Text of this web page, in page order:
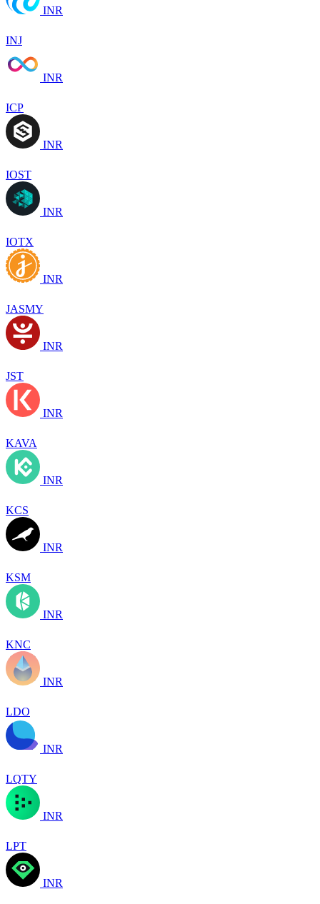
INR
INJ
INR
ICP
INR
IOST
INR
IOTX
INR
JASMY
INR
JST
INR
KAVA
INR
KCS
INR
KSM
INR
KNC
INR
LDO
INR
LQTY
INR
LPT
INR